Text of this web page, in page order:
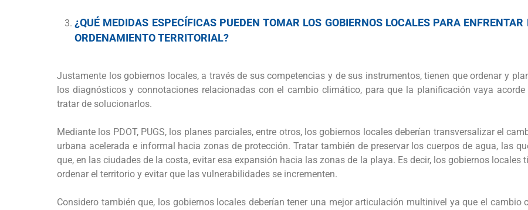
¿QUÉ MEDIDAS ESPECÍFICAS PUEDEN TOMAR LOS GOBIERNOS LOCALES PARA
ORDENAMIENTO TERRITORIAL?
Justamente los gobiernos locales, a través de sus competencias y de sus instrumentos, tienen que ordenar y
los diagnósticos y connotaciones relacionadas con el cambio climático, para que la planificación vaya
tratar de solucionarlos.
Mediante los PDOT, PUGS, los planes parciales, entre otros, los gobiernos locales deberían transversalizar el
urbana acelerada e informal hacia zonas de protección. Tratar también de preservar los cuerpos de agua, las
que, en las ciudades de la costa, evitar esa expansión hacia las zonas de la playa. Es decir, los gobiernos
ordenar el territorio y evitar que las vulnerabilidades se incrementen.
Considero también que, los gobiernos locales deberían tener una mejor articulación multinivel ya que el